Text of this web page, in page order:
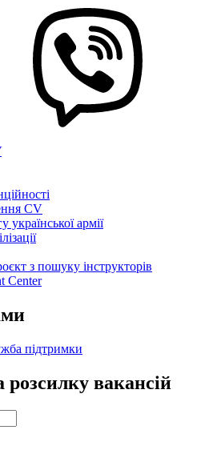
CV
армії
з пошуку інструкторів
Center
підтримки
розсилку вакансій